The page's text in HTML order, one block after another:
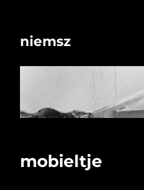
niemsz
mobieltje